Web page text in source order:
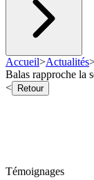
Accueil>Actualités
Balas rapproche la
<
Retour
Témoignages